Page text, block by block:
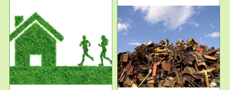
服务范围
固体危险废物处理
固体废物解释：固体废物是指人
们在生产建设、日常生活和其他